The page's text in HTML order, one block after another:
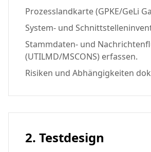
Prozesslandkarte (GPKE/GeLi
System- und
Stammdaten- und
(UTILMD/MSCONS) erfassen.
Risiken und Abhängigkeiten
2. Testdesign